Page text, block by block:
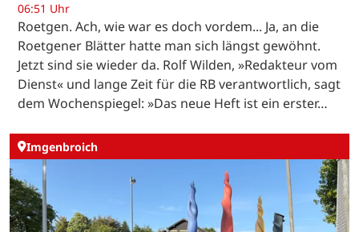
06:51 Uhr
Roetgen. Ach, wie war es doch vordem... Ja, an die
Roetgener Blätter hatte man sich längst gewöhnt.
Jetzt sind sie wieder da. Rolf Wilden, »Redakteur vom
Dienst« und lange Zeit für die RB verantwortlich, sagt
dem Wochenspiegel: »Das neue Heft ist ein erster…
Imgenbroich